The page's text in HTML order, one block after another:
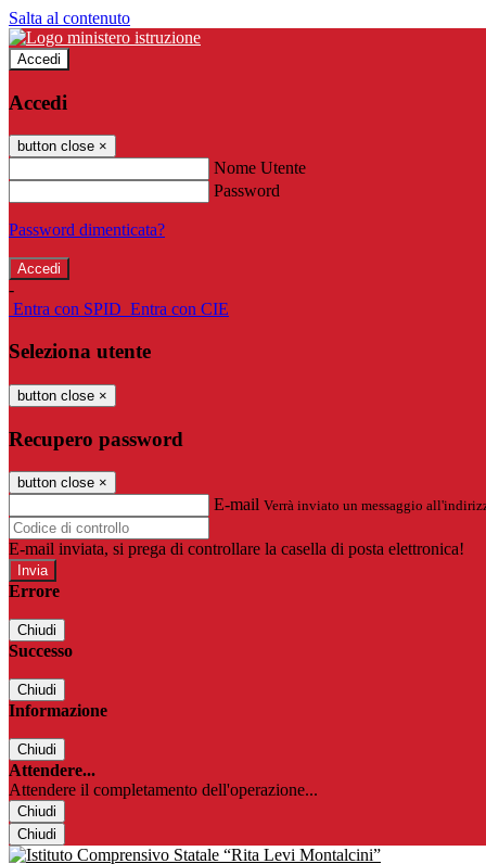
Salta al contenuto
Accedi
Accedi
button close ×
Nome Utente
Password
Password dimenticata?
-
Entra con SPID Entra con CIE
Seleziona utente
button close ×
Recupero password
button close ×
E-mail Verrà inviato un messaggio
E-mail inviata, si prega di controllare la casella di posta elettronica!
Errore
Chiudi
Successo
Chiudi
Informazione
Chiudi
Attendere...
Attendere il completamento dell'operazione...
Chiudi
Chiudi